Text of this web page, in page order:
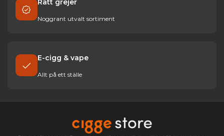
Rätt grejer
Noggrant utvalt sortiment
E-cigg & vape
Allt på ett ställe